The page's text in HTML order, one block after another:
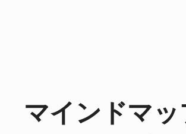
マインドマ